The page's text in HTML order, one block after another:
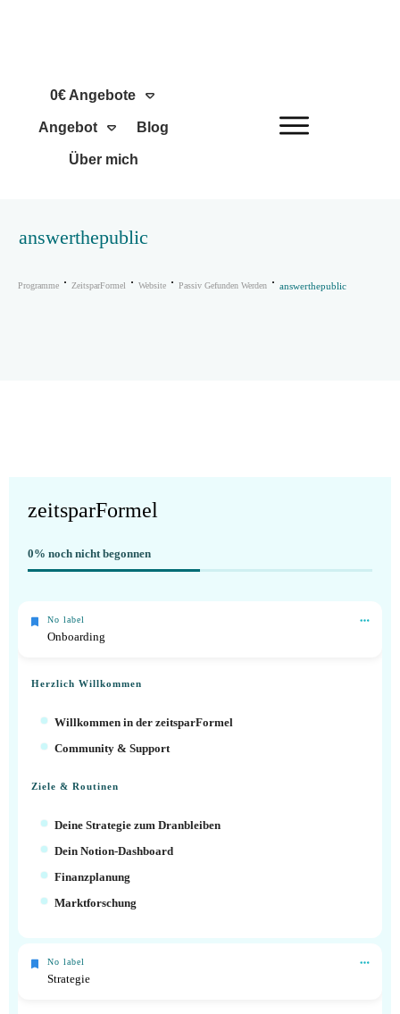
0€ Angebote
Angebot Blog
Über mich
answerthepublic
Programme ZeitsparFormel Website Passiv Gefunden Werden answerthepublic
zeitsparFormel
0% noch nicht begonnen
No label
Onboarding
Herzlich Willkommen
Willkommen in der zeitsparFormel
Community & Support
Ziele & Routinen
Deine Strategie zum Dranbleiben
Dein Notion-Dashboard
Finanzplanung
Marktforschung
No label
Strategie